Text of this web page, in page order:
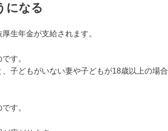
になる
生年金が支給されます。
す。
子どもがいない妻や子どもが18歳以上の場合
す。